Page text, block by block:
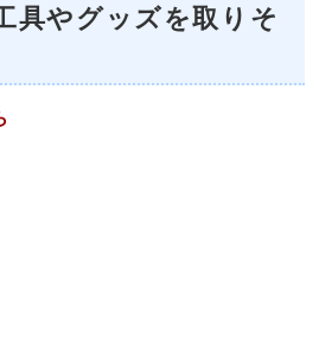
具やグッズを取りそ